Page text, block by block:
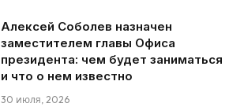
Алексей Соболев назначен
заместителем главы Офиса
президента: чем будет заниматься
и что о нем известно
30 июля, 2026